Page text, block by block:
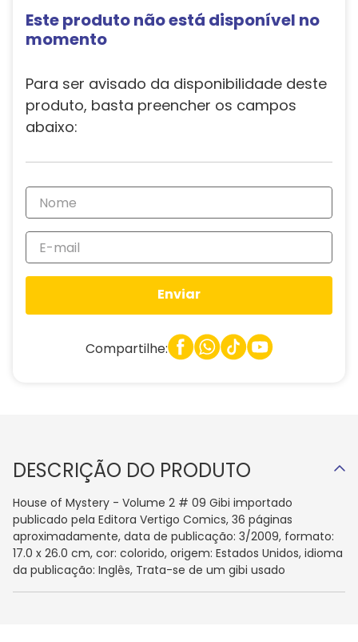
Este produto não está disponível no
momento
Para ser avisado da disponibilidade deste
produto, basta preencher os campos
abaixo:
Enviar
Compartilhe:
DESCRIÇÃO DO PRODUTO
House of Mystery - Volume 2 # 09 Gibi importado
publicado pela Editora Vertigo Comics, 36 páginas
aproximadamente, data de publicação: 3/2009, formato:
17.0 x 26.0 cm, cor: colorido, origem: Estados Unidos, idioma
da publicação: Inglês, Trata-se de um gibi usado